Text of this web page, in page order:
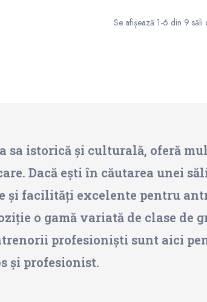
Se afișează 1-6 din 9 săli
sa istorică și culturală, oferă
Dacă ești în căutarea unei
și facilități excelente pentru
o gamă variată de clase de
profesioniști sunt aici
și profesionist.